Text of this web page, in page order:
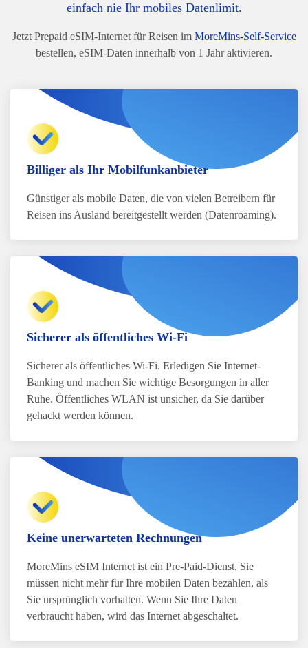
einfach nie Ihr mobiles Datenlimit.
Jetzt Prepaid eSIM-Internet für Reisen im MoreMins-Self-Service
bestellen, eSIM-Daten innerhalb von 1 Jahr aktivieren.
Billiger als Ihr Mobilfunkanbieter
Günstiger als mobile Daten, die von vielen Betreibern für
Reisen ins Ausland bereitgestellt werden (Datenroaming).
Sicherer als öffentliches Wi-Fi
Sicherer als öffentliches Wi-Fi. Erledigen Sie Internet-
Banking und machen Sie wichtige Besorgungen in aller
Ruhe. Öffentliches WLAN ist unsicher, da Sie darüber
gehackt werden können.
Keine unerwarteten Rechnungen
MoreMins eSIM Internet ist ein Pre-Paid-Dienst. Sie
müssen nicht mehr für Ihre mobilen Daten bezahlen, als
Sie ursprünglich vorhatten. Wenn Sie Ihre Daten
verbraucht haben, wird das Internet abgeschaltet.